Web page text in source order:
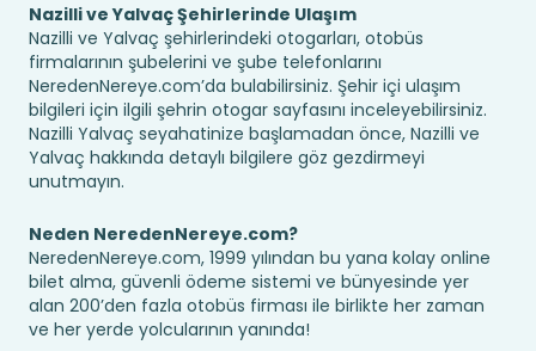
Nazilli ve Yalvaç Şehirlerinde Ulaşım
Nazilli ve Yalvaç şehirlerindeki otogarları, otobüs
firmalarının şubelerini ve şube telefonlarını
NeredenNereye.com’da bulabilirsiniz. Şehir içi ulaşım
bilgileri için ilgili şehrin otogar sayfasını inceleyebilirsiniz.
Nazilli Yalvaç seyahatinize başlamadan önce, Nazilli ve
Yalvaç hakkında detaylı bilgilere göz gezdirmeyi
unutmayın.
Neden NeredenNereye.com?
NeredenNereye.com, 1999 yılından bu yana kolay online
bilet alma, güvenli ödeme sistemi ve bünyesinde yer
alan 200’den fazla otobüs firması ile birlikte her zaman
ve her yerde yolcularının yanında!